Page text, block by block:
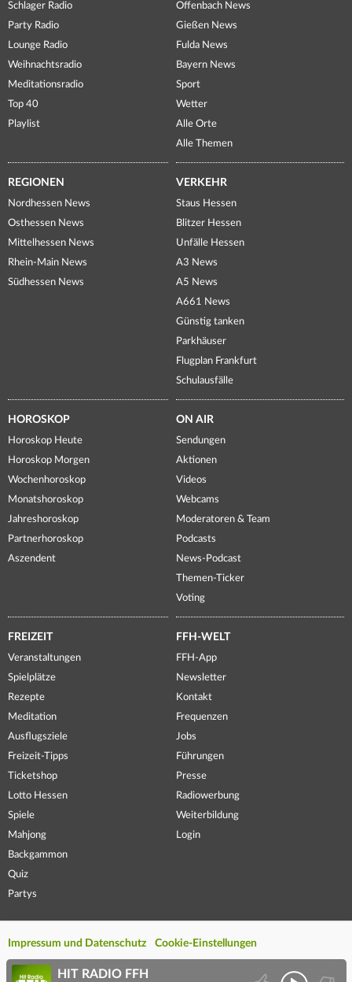
Schlager Radio
Party Radio
Lounge Radio
Weihnachtsradio
Meditationsradio
Top 40
Playlist
Offenbach News
Gießen News
Fulda News
Bayern News
Sport
Wetter
Alle Orte
Alle Themen
REGIONEN
Nordhessen News
Osthessen News
Mittelhessen News
Rhein-Main News
Südhessen News
VERKEHR
Staus Hessen
Blitzer Hessen
Unfälle Hessen
A3 News
A5 News
A661 News
Günstig tanken
Parkhäuser
Flugplan Frankfurt
Schulausfälle
HOROSKOP
Horoskop Heute
Horoskop Morgen
Wochenhoroskop
Monatshoroskop
Jahreshoroskop
Partnerhoroskop
Aszendent
ON AIR
Sendungen
Aktionen
Videos
Webcams
Moderatoren & Team
Podcasts
News-Podcast
Themen-Ticker
Voting
FREIZEIT
Veranstaltungen
Spielplätze
Rezepte
Meditation
Ausflugsziele
Freizeit-Tipps
Ticketshop
Lotto Hessen
Spiele
Mahjong
Backgammon
Quiz
Partys
FFH-WELT
FFH-App
Newsletter
Kontakt
Frequenzen
Jobs
Führungen
Presse
Radiowerbung
Weiterbildung
Login
Impressum und Datenschutz Cookie-Einstellungen
HIT RADIO FFH